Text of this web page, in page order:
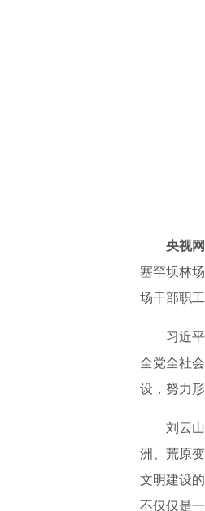
央视
塞罕坝林
场干部职
习近
全党全社
设，努力
刘云
洲、荒原
文明建设
不仅仅是